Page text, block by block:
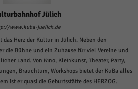
Jülich
www.kuba-juelich.de
das Herz der Kultur in Jülich. Neben den
die Bühne und ein Zuhause für viel Vereine und
Land. Von Kino, Kleinkunst, Theater, Party,
Brauchtum, Workshops bietet der KuBa alles
ist er quasi die Geburtsstätte des HERZOG.